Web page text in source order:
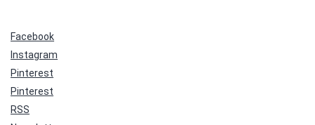
Facebook
Instagram
Pinterest
Pinterest
RSS